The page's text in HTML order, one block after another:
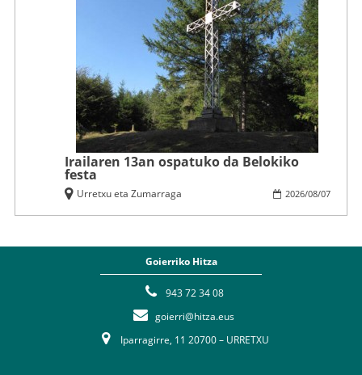
Irailaren 13an ospatuko da Belokiko
festa
2026/08/07
Urretxu eta Zumarraga
Goierriko Hitza
943 72 34 08
goierri@hitza.eus
Iparragirre, 11 20700 – URRETXU